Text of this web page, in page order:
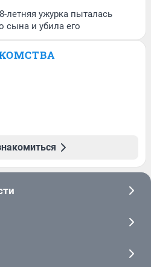
летняя ужурка пыталась
сына и убила его